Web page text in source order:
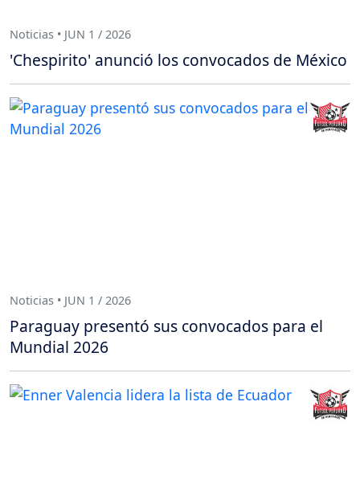
Noticias • JUN 1 / 2026
'Chespirito' anunció los convocados de México
Noticias • JUN 1 / 2026
Paraguay presentó sus convocados para el
Mundial 2026